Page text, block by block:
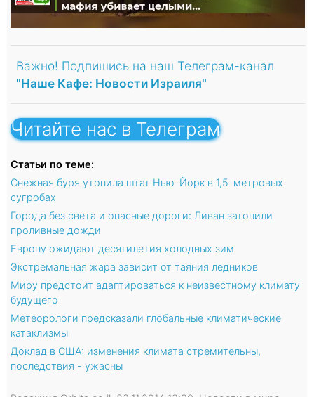
Важно! Подпишись на наш Телеграм-канал
"Наше Кафе: Новости Израиля"
Читайте нас в Телеграм
Статьи по теме:
Снежная буря утопила штат Нью-Йорк в 1,5-метровых
сугробах
Города без света и опасные дороги: Ливан затопили
проливные дожди
Европу ожидают десятилетия холодных зим
Экстремальная жара зависит от таяния ледников
Миру предстоит адаптироваться к неизвестному климату
будущего
Метеорологи предсказали глобальные климатические
катаклизмы
Доклад в США: изменения климата стремительны,
последствия - ужасны